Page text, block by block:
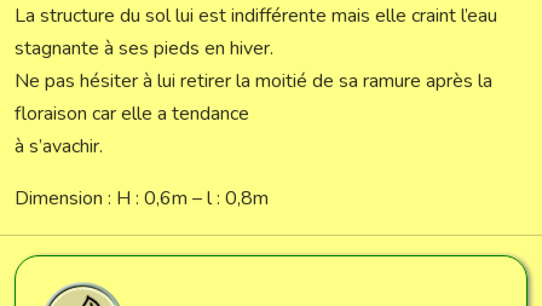
La structure du sol lui est indifférente mais elle craint l’eau
stagnante à ses pieds en hiver.
Ne pas hésiter à lui retirer la moitié de sa ramure après la
floraison car elle a tendance
à s’avachir.
Dimension : H : 0,6m – l : 0,8m